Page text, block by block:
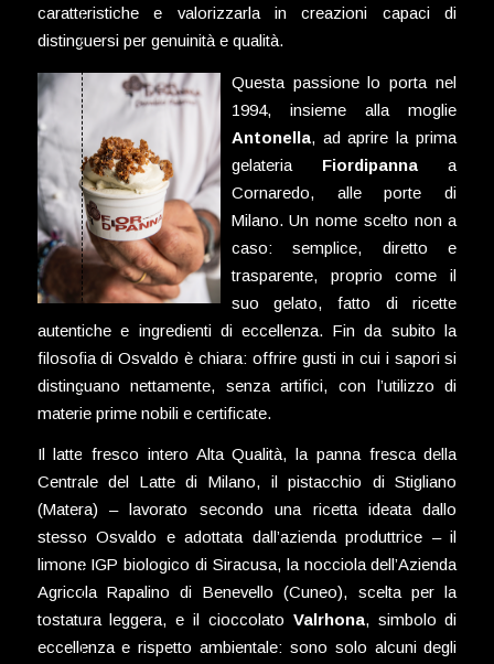
caratteristiche e valorizzarla in creazioni capaci di
distinguersi per genuinità e qualità.
Questa passione lo porta nel
1994, insieme alla moglie
Antonella, ad aprire la prima
gelateria Fiordipanna a
Cornaredo, alle porte di
Milano. Un nome scelto non a
caso: semplice, diretto e
trasparente, proprio come il
suo gelato, fatto di ricette
autentiche e ingredienti di eccellenza. Fin da subito la
filosofia di Osvaldo è chiara: offrire gusti in cui i sapori si
distinguano nettamente, senza artifici, con l’utilizzo di
materie prime nobili e certificate.
Il latte fresco intero Alta Qualità, la panna fresca della
Centrale del Latte di Milano, il pistacchio di Stigliano
(Matera) – lavorato secondo una ricetta ideata dallo
stesso Osvaldo e adottata dall’azienda produttrice – il
limone IGP biologico di Siracusa, la nocciola dell’Azienda
Agricola Rapalino di Benevello (Cuneo), scelta per la
tostatura leggera, e il cioccolato Valrhona, simbolo di
eccellenza e rispetto ambientale: sono solo alcuni degli